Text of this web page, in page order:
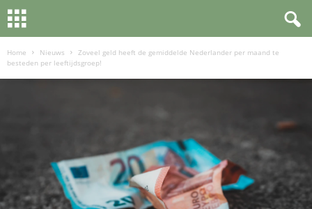
Home Nieuws
Zoveel geld heeft de gemiddelde Nederlander per maand te
besteden per leeftijdsgroep!